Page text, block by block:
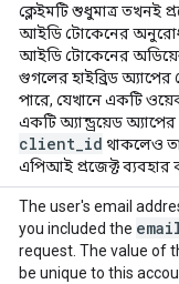
ক্লেইমটি শুধুমাত্র তখনই
আইডি টোকেনের
আইডি টোকেনের
গুগলের হাইব্রিড অ্যাপের
পারে, যেখানে একটি
একটি অ্যান্ড্রয়েড
client id থাকলেও
এপিআই প্রজেক্ট ব্যবহার
The user's email
you included the
request. The value of
be unique to this